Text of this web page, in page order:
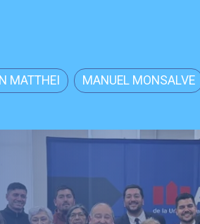
MATTHEI MANUEL MONSALVE